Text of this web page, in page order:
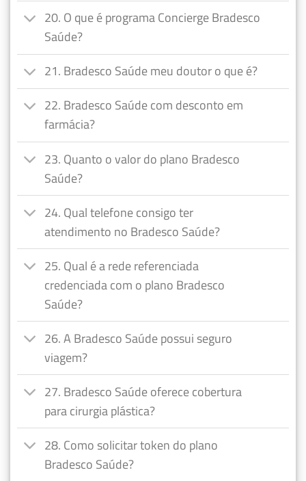
20. O que é programa Concierge Bradesco
Saúde?
21. Bradesco Saúde meu doutor o que é?
22. Bradesco Saúde com desconto em
farmácia?
23. Quanto o valor do plano Bradesco
Saúde?
24. Qual telefone consigo ter
atendimento no Bradesco Saúde?
25. Qual é a rede referenciada
credenciada com o plano Bradesco
Saúde?
26. A Bradesco Saúde possui seguro
viagem?
27. Bradesco Saúde oferece cobertura
para cirurgia plástica?
28. Como solicitar token do plano
Bradesco Saúde?